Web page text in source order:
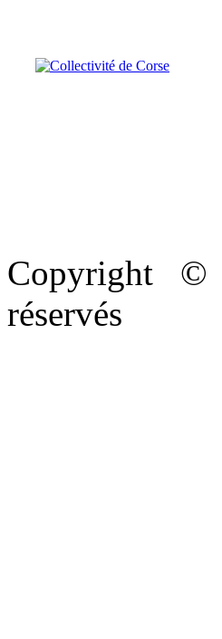
Copyright ©
réservés